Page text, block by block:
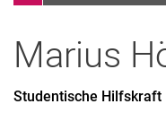
Marius
Studentische Hilfskraft